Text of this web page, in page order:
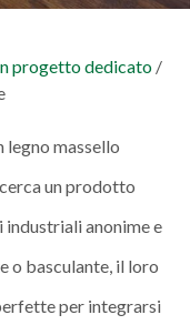
progetto dedicato /
legno massello
un prodotto
anonime e
o basculante, il loro
per integrarsi